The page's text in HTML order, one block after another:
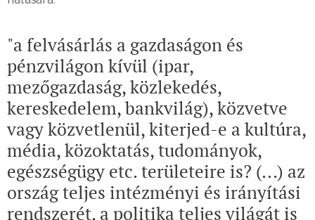
"a felvásárlás a gazdaságon és
pénzvilágon kívül (ipar,
mezőgazdaság, közlekedés,
kereskedelem, bankvilág), közvetve
vagy közvetlenül, kiterjed-e a kultúra,
média, közoktatás, tudományok,
egészségügy etc. területeire is? (...) az
ország teljes intézményi és irányítási
rendszerét, a politika teljes világát is